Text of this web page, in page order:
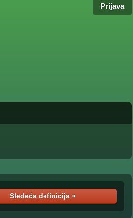
Prijava
Sledeća definicija »